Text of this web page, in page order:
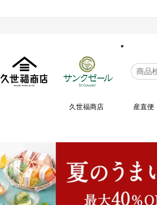
久世福商店 産直便